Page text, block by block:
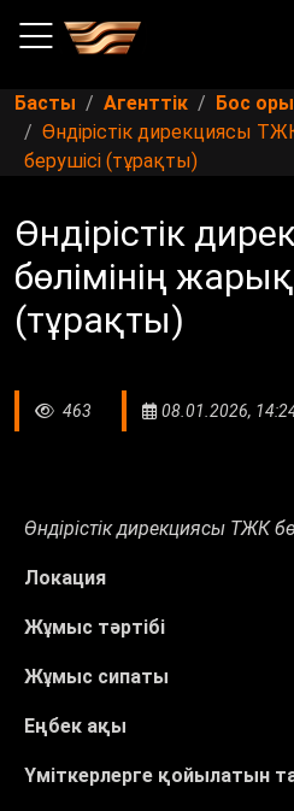
Басты Агенттік
Бос
Өндірістік дирекциясы
берушісі (тұрақты)
Өндірістік
бөлімінің
(тұрақты)
463 08.01.2026,
Өндірістік дирекциясы ТЖК
Локация
Жұмыс тәртібі
Жұмыс сипаты
Еңбек ақы
Үміткерлерге қойылатын